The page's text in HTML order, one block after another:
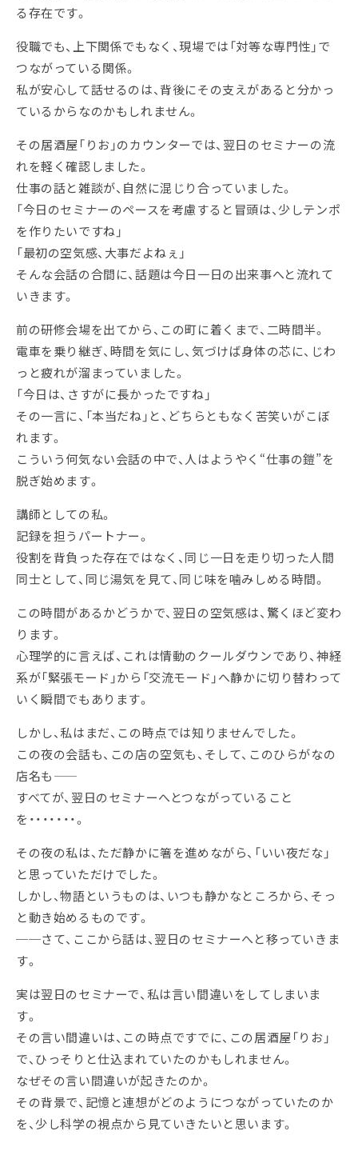
る存在です。
役職でも、上下関係でもなく、現場では「対等な専門性」で
つながっている関係。
私が安心して話せるのは、背後にその支えがあると分かっ
ているからなのかもしれません。
その居酒屋「りお」のカウンターでは、翌日のセミナーの流
れを軽く確認しました。
仕事の話と雑談が、自然に混じり合っていました。
「今日のセミナーのペースを考慮すると冒頭は、少しテンポ
を作りたいですね」
「最初の空気感、大事だよねぇ」
そんな会話の合間に、話題は今日一日の出来事へと流れて
いきます。
前の研修会場を出てから、この町に着くまで、二時間半。
電車を乗り継ぎ、時間を気にし、気づけば身体の芯に、じわ
っと疲れが溜まっていました。
「今日は、さすがに長かったですね」
その一言に、「本当だね」と、どちらともなく苦笑いがこぼ
れます。
こういう何気ない会話の中で、人はようやく“仕事の鎧”を
脱ぎ始めます。
講師としての私。
記録を担うパートナー。
役割を背負った存在ではなく、同じ一日を走り切った人間
同士として、同じ湯気を見て、同じ味を噛みしめる時間。
この時間があるかどうかで、翌日の空気感は、驚くほど変わ
ります。
心理学的に言えば、これは情動のクールダウンであり、神経
系が「緊張モード」から「交流モード」へ静かに切り替わって
いく瞬間でもあります。
しかし、私はまだ、この時点では知りませんでした。
この夜の会話も、この店の空気も、そして、このひらがなの
店名も――
すべてが、翌日のセミナーへとつながっていること
を・・・・・・・。
その夜の私は、ただ静かに箸を進めながら、「いい夜だな」
と思っていただけでした。
しかし、物語というものは、いつも静かなところから、そっ
と動き始めるものです。
──さて、ここから話は、翌日のセミナーへと移っていきま
す。
実は翌日のセミナーで、私は言い間違いをしてしまいま
す。
その言い間違いは、この時点ですでに、この居酒屋「りお」
で、ひっそりと仕込まれていたのかもしれません。
なぜその言い間違いが起きたのか。
その背景で、記憶と連想がどのようにつながっていたのか
を、少し科学の視点から見ていきたいと思います。